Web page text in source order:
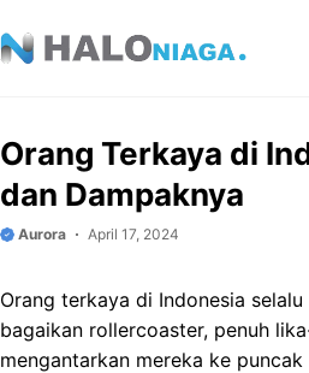
Orang Terkaya di
dan Dampaknya
Aurora April 17, 2024
Orang terkaya di Indonesia
bagaikan rollercoaster, penuh
mengantarkan mereka ke